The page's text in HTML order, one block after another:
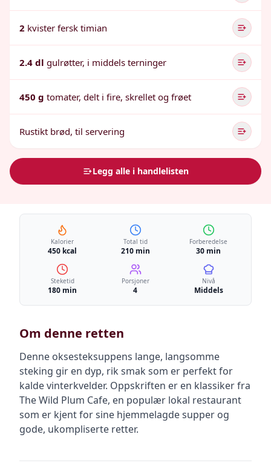
2 kvister fersk timian
2.4 dl gulrøtter, i middels terninger
450 g tomater, delt i fire, skrellet og frøet
Rustikt brød, til servering
Legg alle i handlelisten
Kalorier
450 kcal
Total tid
210 min
Forberedelse
30 min
Steketid
180 min
Porsjoner
4
Nivå
Middels
Om denne retten
Denne oksesteksuppens lange, langsomme
steking gir en dyp, rik smak som er perfekt for
kalde vinterkvelder. Oppskriften er en klassiker fra
The Wild Plum Cafe, en populær lokal restaurant
som er kjent for sine hjemmelagde supper og
gode, ukompliserte retter.